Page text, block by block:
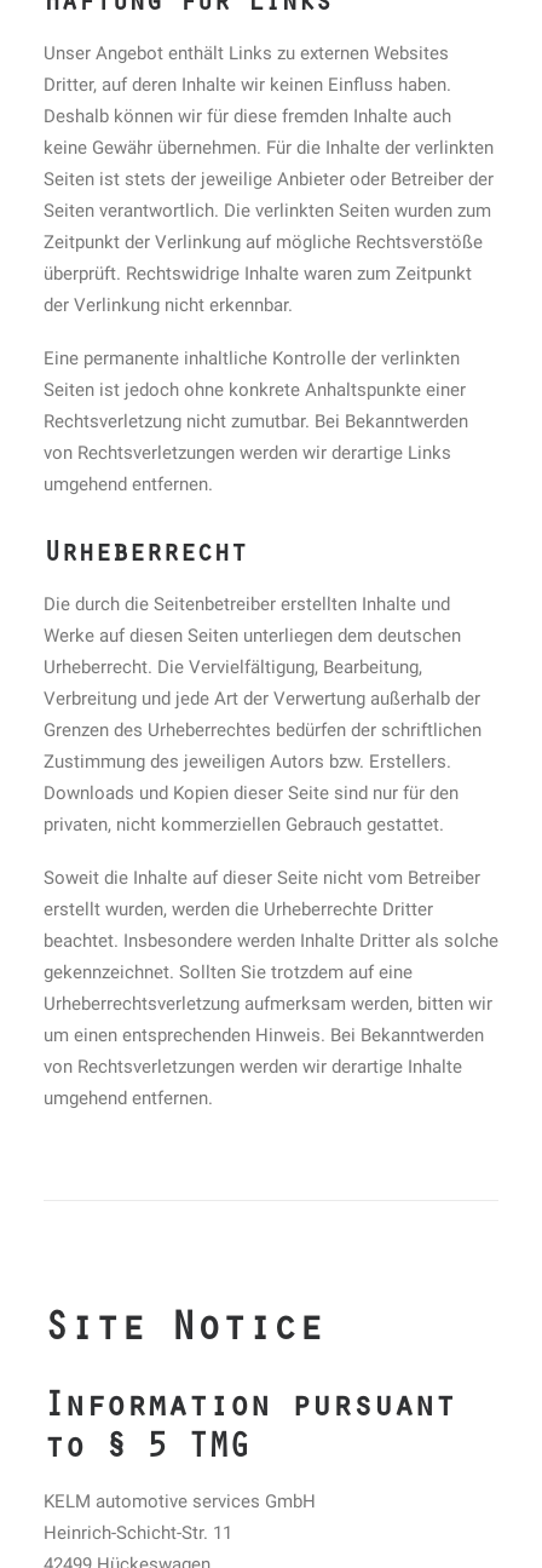
Unser Angebot enthält Links zu externen Websites
Dritter, auf deren Inhalte wir keinen Einfluss haben.
Deshalb können wir für diese fremden Inhalte auch
keine Gewähr übernehmen. Für die Inhalte der verlinkten
Seiten ist stets der jeweilige Anbieter oder Betreiber der
Seiten verantwortlich. Die verlinkten Seiten wurden zum
Zeitpunkt der Verlinkung auf mögliche Rechtsverstöße
überprüft. Rechtswidrige Inhalte waren zum Zeitpunkt
der Verlinkung nicht erkennbar.
Eine permanente inhaltliche Kontrolle der verlinkten
Seiten ist jedoch ohne konkrete Anhaltspunkte einer
Rechtsverletzung nicht zumutbar. Bei Bekanntwerden
von Rechtsverletzungen werden wir derartige Links
umgehend entfernen.
Urheberrecht
Die durch die Seitenbetreiber erstellten Inhalte und
Werke auf diesen Seiten unterliegen dem deutschen
Urheberrecht. Die Vervielfältigung, Bearbeitung,
Verbreitung und jede Art der Verwertung außerhalb der
Grenzen des Urheberrechtes bedürfen der schriftlichen
Zustimmung des jeweiligen Autors bzw. Erstellers.
Downloads und Kopien dieser Seite sind nur für den
privaten, nicht kommerziellen Gebrauch gestattet.
Soweit die Inhalte auf dieser Seite nicht vom Betreiber
erstellt wurden, werden die Urheberrechte Dritter
beachtet. Insbesondere werden Inhalte Dritter als solche
gekennzeichnet. Sollten Sie trotzdem auf eine
Urheberrechtsverletzung aufmerksam werden, bitten wir
um einen entsprechenden Hinweis. Bei Bekanntwerden
von Rechtsverletzungen werden wir derartige Inhalte
umgehend entfernen.
Site Notice
Information pursuant
to § 5 TMG
KELM automotive services GmbH
Heinrich-Schicht-Str. 11